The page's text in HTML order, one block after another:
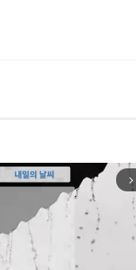
arrow_forward_ios